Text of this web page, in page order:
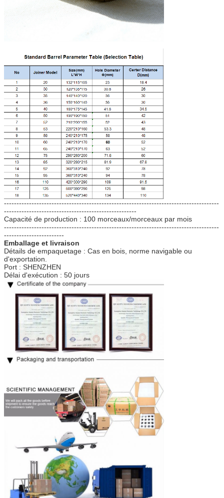
--------------------------------------------------------------------------------------
-----------------------------------------------------
Capacité de production : 100 morceaux/morceaux par mois
--------------------------------------------------------------------------------------
------------------------
Emballage et livraison
Détails de empaquetage : Cas en bois, norme navigable ou
d'exportation.
Port : SHENZHEN
Délai d'exécution : 50 jours